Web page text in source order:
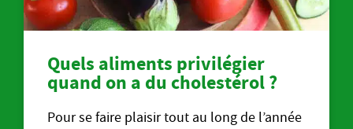
Quels aliments privilégier
quand on a du cholestérol ?
Pour se faire plaisir tout au long de l’année